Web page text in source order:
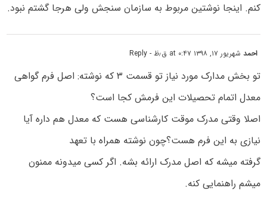
کنم. اینجا نوشتین مربوط به سازمان سنجش ولی هرجا گشتم نبود‌.
احمدشهریور ۱۷, ۱۳۹۸ at ۰:۴۷ ق٫ظ - Reply
تو بخش مدارک مورد نیاز تو قسمت ۳ که نوشته: اصل فرم گواهی
معدل اتمام تحصیلات این فرمش کجا است؟
اصلا وقتی مدرک موقت کارشناسی هست که معدل هم داره آیا
نیازی به این فرم هست؟چون نوشته همراه با تعهد
گرفته میشه که اصل مدرک ارائه بشه. اگر کسی میدونه ممنون
میشم راهنمایی کنه.